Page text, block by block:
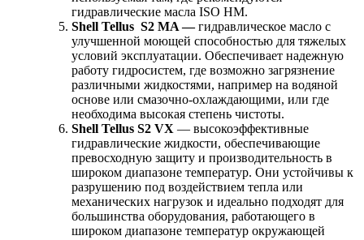
гидравлические масла ISO HM.
Shell Tellus S2 MA—гидравлическое масло с
улучшенной моющей способностью для тяжелых
условий эксплуатации. Обеспечивает надежную
работу гидросистем, где возможно загрязнение
различными жидкостями, например на водяной
основе или смазочно-охлаждающими, или где
необходима высокая степень чистоты.
Shell Tellus S2 VX — высокоэффективные
гидравлические жидкости, обеспечивающие
превосходную защиту и производительность в
широком диапазоне температур. Они устойчивы к
разрушению под воздействием тепла или
механических нагрузок и идеально подходят для
большинства оборудования, работающего в
широком диапазоне температур окружающей